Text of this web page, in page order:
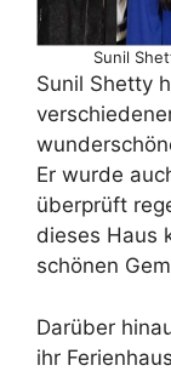
Sunil
Sunil Shetty
Er wurde
überprüft
dieses Haus
schönen
Darüber
ihr